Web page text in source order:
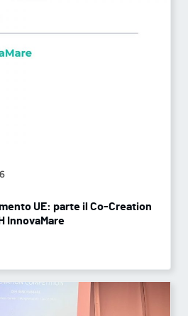
UE: parte il Co-Creation
InnovaMare